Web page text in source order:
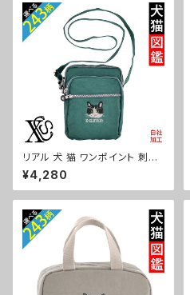
に 五瓜 桔梗 巴 藤 羽 菱 唐花
木瓜 蔦 桐 織田信長 徳川家康
ori-aw-poh2-b07-s
リアル 犬 猫 ワンポイント 刺繍
ミニ ショルダーバッグ レディー
ス メンズ スマホ シェニール 軽
量 小物 ワンショルダーバック グ
ワ シーズー シュナウザー パグ
ori-a-bag75-b10-s
¥4,280